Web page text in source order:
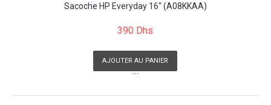
Sacoche HP Everyday 16" (A08KKAA)
390 Dhs
AJOUTER AU PANIER
```